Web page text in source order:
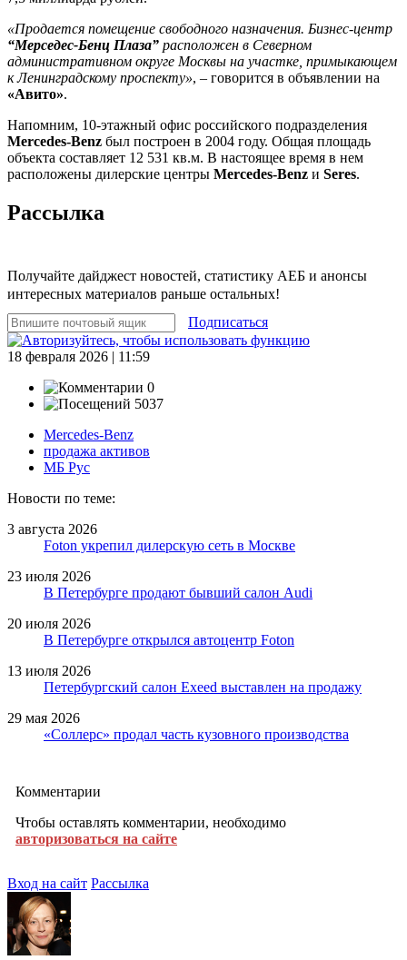
«Продается помещение свободного назначения. Бизнес-центр
“Мерседес-Бенц Плаза” расположен в Северном
административном округе Москвы на участке, примыкающем
к Ленинградскому проспекту», – говорится в объявлении на
«Авито».
Напомним, 10-этажный офис российского подразделения
Mercedes-Benz был построен в 2004 году. Общая площадь
объекта составляет 12 531 кв.м. В настоящее время в нем
расположены дилерские центры Mercedes-Benz и Seres.
Рассылка
Получайте дайджест новостей, статистику АЕБ и анонсы
интересных материалов раньше остальных!
Подписаться
18 февраля 2026 | 11:59
0
5037
Mercedes-Benz
продажа активов
МБ Рус
Новости по теме:
3 августа 2026
Foton укрепил дилерскую сеть в Москве
23 июля 2026
В Петербурге продают бывший салон Audi
20 июля 2026
В Петербурге открылся автоцентр Foton
13 июля 2026
Петербургский салон Exeed выставлен на продажу
29 мая 2026
«Соллерс» продал часть кузовного производства
Комментарии
Чтобы оставлять комментарии, необходимо
авторизоваться на сайте
Вход на сайт Рассылка